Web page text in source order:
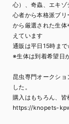
心）、奇蟲、エキ
心者から本格派ブ
から厳選された生
えています
通販は平日15時ま
※生体は到着希望日
昆虫専門オークシ
した。
購入はもちろん、皆
https://knopets-